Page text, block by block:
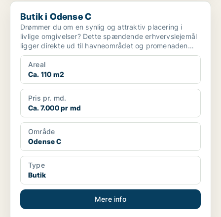
Butik i Odense C
Butik i Odense C
Drømmer du om en synlig og attraktiv placering i
livlige omgivelser? Dette spændende erhvervslejemål
ligger direkte ud til havneområdet og promenaden
med ma...
Areal
Ca. 110 m2
Pris pr. md.
Ca. 7.000 pr md
Område
Odense C
Type
Butik
Mere info